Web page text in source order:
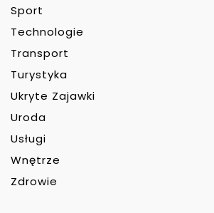
Sport
Technologie
Transport
Turystyka
Ukryte Zajawki
Uroda
Usługi
Wnętrze
Zdrowie